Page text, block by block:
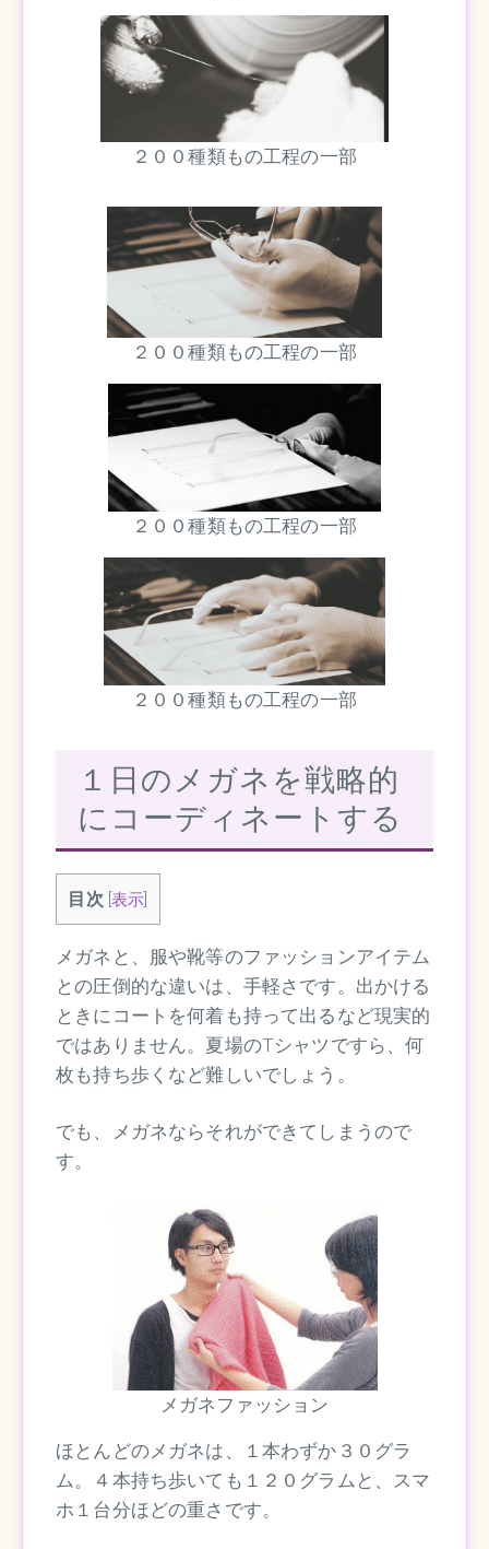
２００種類もの工程の一部
２００種類もの工程の一部
２００種類もの工程の一部
２００種類もの工程の一部
１日のメガネを戦略的
にコーディネートする
目次 [表示
メガネと、服や靴等のファッションアイテム
との圧倒的な違いは、手軽さです。出かける
ときにコートを何着も持って出るなど現実的
ではありません。夏場のTシャツですら、何
枚も持ち歩くなど難しいでしょう。
でも、メガネならそれができてしまうので
す。
メガネファッション
ほとんどのメガネは、１本わずか３０グラ
ム。４本持ち歩いても１２０グラムと、スマ
ホ１台分ほどの重さです。